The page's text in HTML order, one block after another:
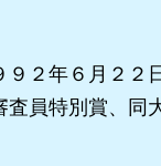
年６月２２
員特別賞、同